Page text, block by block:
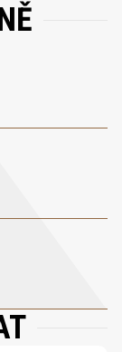
rafinovaný
hloubku a
ducha
zrcadlí
osvěžující